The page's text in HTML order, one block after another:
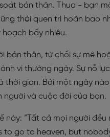
bản thân. Thua - bạn
thói quen trì hoãn bao
bấy nhiêu.
bản thân, từ chối sự mê
vi thường ngày. Sự nỗ
thời gian. Bởi một ngày
người và cuộc đời của bạn.
này: “Tất cả mọi người
to go to heaven, but